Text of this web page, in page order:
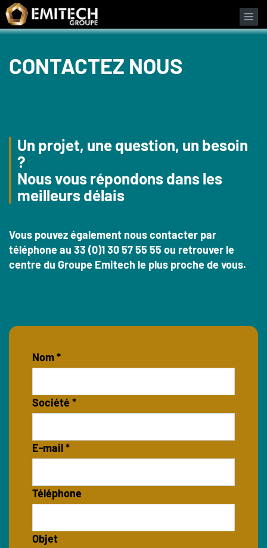
Panneau de gestion des cookies
CONTACTEZ NOUS
Un projet, une question, un besoin
?
Nous vous répondons dans les
meilleurs délais
Vous pouvez également nous contacter par
téléphone au 33 (0)1 30 57 55 55 ou retrouver le
centre du Groupe Emitech le plus proche de vous.
Nom *
Société *
E-mail *
Téléphone
Objet